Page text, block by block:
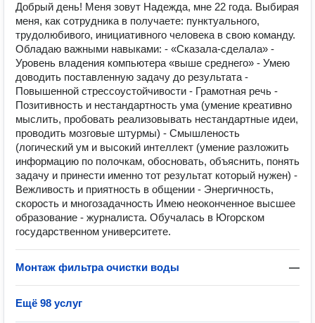
Добрый день! Меня зовут Надежда, мне 22 года. Выбирая
меня, как сотрудника в получаете: пунктуального,
трудолюбивого, инициативного человека в свою команду.
Обладаю важными навыками: - «Сказала-сделала» -
Уровень владения компьютера «выше среднего» - Умею
доводить поставленную задачу до результата -
Повышенной стрессоустойчивости - Грамотная речь -
Позитивность и нестандартность ума (умение креативно
мыслить, пробовать реализовывать нестандартные идеи,
проводить мозговые штурмы) - Смышленость
(логический ум и высокий интеллект (умение разложить
информацию по полочкам, обосновать, объяснить, понять
задачу и принести именно тот результат который нужен) -
Вежливость и приятность в общении - Энергичность,
скорость и многозадачность Имею неоконченное высшее
образование - журналиста. Обучалась в Югорском
государственном университете.
Монтаж фильтра очистки воды —
Ещё 98 услуг